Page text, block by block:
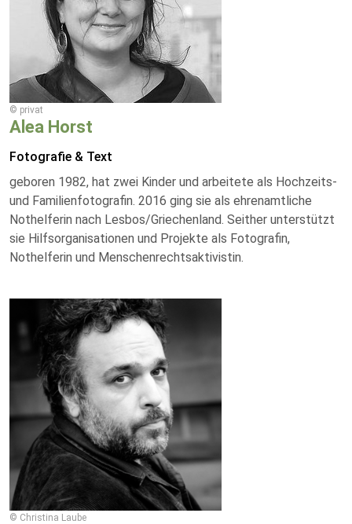
© privat
Alea Horst
Fotografie & Text
geboren 1982, hat zwei Kinder und arbeitete als Hochzeits-
und Familienfotografin. 2016 ging sie als ehrenamtliche
Nothelferin nach Lesbos/Griechenland. Seither unterstützt
sie Hilfsorganisationen und Projekte als Fotografin,
Nothelferin und Menschenrechtsaktivistin.
© Christina Laube